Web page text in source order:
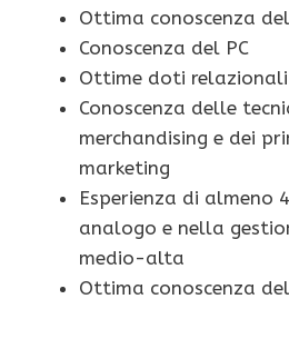
Ottima conoscenza
Conoscenza del PC
Ottime doti relazionali
Conoscenza delle
merchandising e dei
marketing
Esperienza di almeno
analogo e nella
medio-alta
Ottima conoscenza